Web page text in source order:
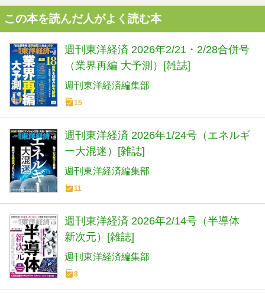
この本を読んだ人がよく読む本
週刊東洋経済 2026年2/21・2/28合併号
（業界再編 大予測）[雑誌]
週刊東洋経済編集部
15
週刊東洋経済 2026年1/24号（エネルギ
ー大混迷）[雑誌]
週刊東洋経済編集部
11
週刊東洋経済 2026年2/14号（半導体
新次元）[雑誌]
週刊東洋経済編集部
8